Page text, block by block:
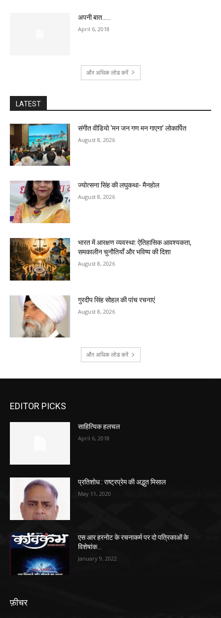
अपनी बात……
April 6, 2018
और अधिक लोड करें
LATEST
संगीत वीडियो ‘मन जन गण मन गाएगा’ लोकार्पित
August 8, 2026
ज्योत्सना सिंह की लघुकथा- मैनहोल
August 8, 2026
भारत में आरक्षण व्यवस्था: ऐतिहासिक आवश्यकता,
समकालीन चुनौतियाँ और भविष्य की दिशा
August 8, 2026
गुरदीप सिंह सोहल की पांच रचनाएं
August 8, 2026
और अधिक लोड करें
EDITOR PICKS
साहित्यिक हलचल
April 6, 2018
प्रतिशोध : राष्ट्रप्रेम की अद्भुत मिसाल
May 11, 2020
एस आर हरनोट के रचनाकर्म पर दो पत्रिकाओं के
विशेषांक…
January 9, 2022
फ़ीचर